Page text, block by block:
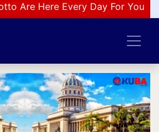
Are Here Every Day For You